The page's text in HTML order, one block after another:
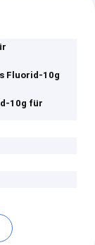
Fluorid-10g
10g für